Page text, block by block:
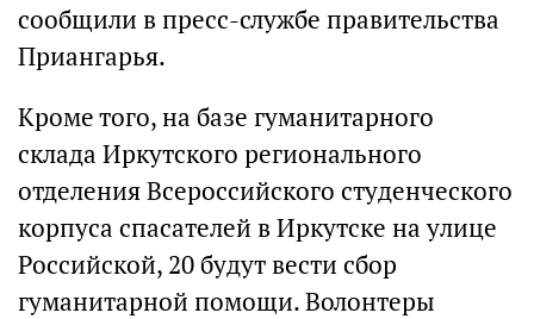
сообщили в пресс-службе правительства
Приангарья.
Кроме того, на базе гуманитарного
склада Иркутского регионального
отделения Всероссийского студенческого
корпуса спасателей в Иркутске на улице
Российской, 20 будут вести сбор
гуманитарной помощи. Волонтеры